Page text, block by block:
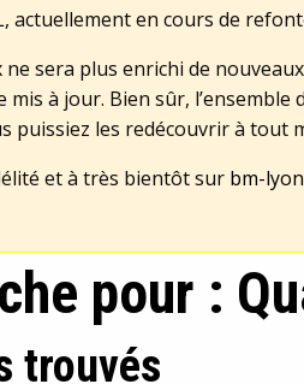
actuellement en cours de
sera plus enrichi de
à jour. Bien sûr, l’ensemble
puissiez les redécouvrir à tout
et à très bientôt sur bm-
pour :
trouvés